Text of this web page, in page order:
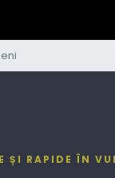
ȘI RAPIDE ÎN